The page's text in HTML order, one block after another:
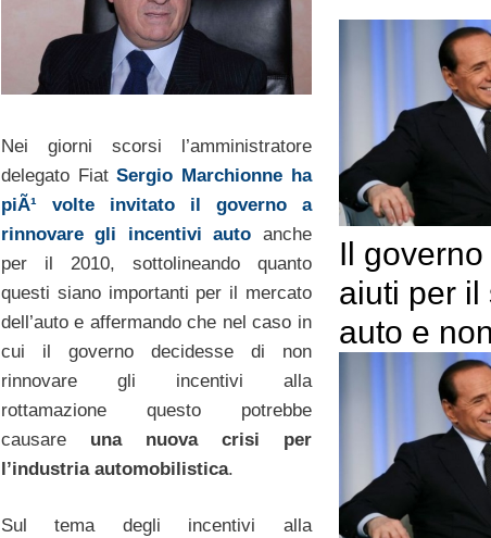
Nei giorni scorsi l’amministratore
delegato FiatSergio Marchionne ha
piÃ¹ volte invitato il governo a
rinnovare gli incentivi auto anche
per il 2010, sottolineando quanto
questi siano importanti per il mercato
dell’auto e affermando che nel caso in
cui il governo decidesse di non
rinnovare gli incentivi alla
rottamazione questo potrebbe
causare una nuova crisi per
l’industria automobilistica.
Sul tema degli incentivi alla
Il
aiuti per il
auto e